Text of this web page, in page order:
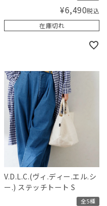
¥6,490税込
在庫切れ
V.D.L.C.(ヴィ.ディー.エル.シ
ー.) ステッチトート S
全5種